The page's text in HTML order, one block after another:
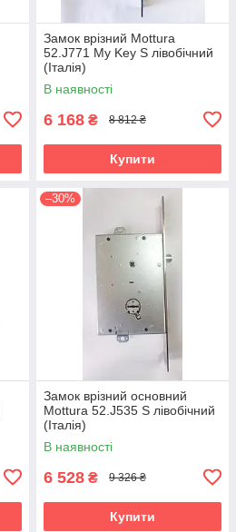
Замок врізний Mottura
52.J771 My Key S лівобічний
(Італія)
В наявності
6 168 ₴ 8 812 ₴
Купити
–30%
Замок врізний основний
Mottura 52.J535 S лівобічний
(Італія)
В наявності
6 528 ₴ 9 326 ₴
Купити